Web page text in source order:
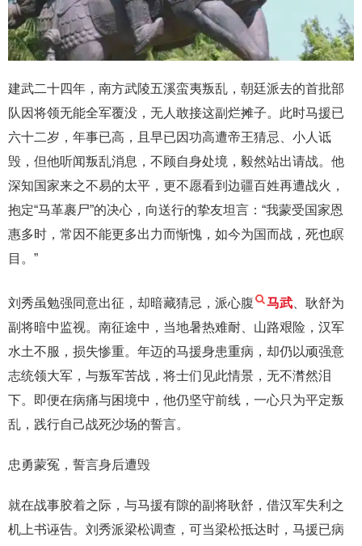
建武二十四年，南方武陵五溪蛮夷叛乱，朝廷派去的首批部
队因将领无能全军覆没，无人敢接这副烂摊子。此时马援已
六十二岁，年事已高，且早已因功高遭帝王猜忌、小人诋
毁，但他听闻叛乱消息，不顾自身处境，毅然站出请战。他
深知国家来之不易的太平，更不愿看到边疆百姓再遭战火，
抱定“马革裹尸”的决心，向送行的挚友坦言：“我蒙受国家恩
惠多时，常因不能更多出力而惭愧，如今为国而战，死也瞑
目。”
刘秀虽勉强同意出征，却暗藏猜忌，派心腹 马武 、耿舒为
副将暗中监视。南征途中，当地暑热难耐、山路艰险，汉军
水土不服，损失惨重。年迈的马援身患重病，却仍以顽强意
志统领大军，与叛军苦战，将士们见此情景，无不潸然泪
下。即便在病痛与困境中，他仍坚守前线，一心只为平定叛
乱，践行自己战死沙场的誓言。
忠勇蒙冤，誓言身后遭毁
就在战事胶着之际，与马援有隙的副将耿舒，借汉军失利之
机上书诬告。刘秀派梁松调查，可当梁松抵达时，马援已病